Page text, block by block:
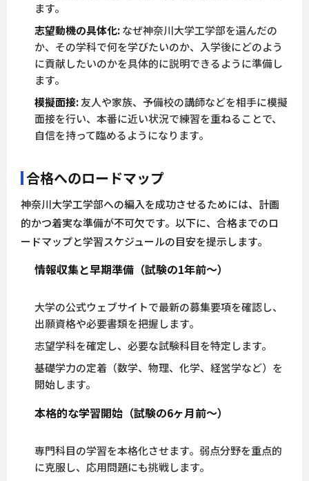
ます。
志望動機の具体化:なぜ神奈川大学工学部を選んだの
か、その学科で何を学びたいのか、入学後にどのよう
に貢献したいのかを具体的に説明できるように準備し
ます。
模擬面接:友人や家族、予備校の講師などを相手に模擬
面接を行い、本番に近い状況で練習を重ねることで、
自信を持って臨めるようになります。
合格へのロードマップ
神奈川大学工学部への編入を成功させるためには、計画
的かつ着実な準備が不可欠です。以下に、合格までのロ
ードマップと学習スケジュールの目安を提示します。
情報収集と早期準備（試験の1年前〜）
大学の公式ウェブサイトで最新の募集要項を確認し、
出願資格や必要書類を把握します。
志望学科を確定し、必要な試験科目を特定します。
基礎学力の定着（数学、物理、化学、経営学など）を
開始します。
本格的な学習開始（試験の6ヶ月前〜）
専門科目の学習を本格化させます。弱点分野を重点的
に克服し、応用問題にも挑戦します。